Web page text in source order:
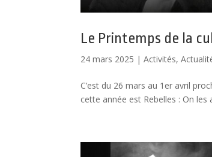
Le Printemps de la
24 mars 2025 |Activités,
C’est du 26 mars au 1er avril
cette année est Rebelles : On